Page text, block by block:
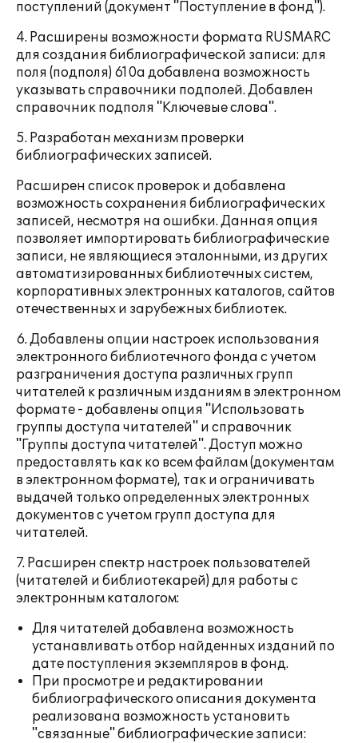
поступлений (документ "Поступление в фонд").
4. Расширены возможности формата RUSMARC
для создания библиографической записи: для
поля (подполя) 610a добавлена возможность
указывать справочники подполей. Добавлен
справочник подполя "Ключевые слова".
5. Разработан механизм проверки
библиографических записей.
Расширен список проверок и добавлена
возможность сохранения библиографических
записей, несмотря на ошибки. Данная опция
позволяет импортировать библиографические
записи, не являющиеся эталонными, из других
автоматизированных библиотечных систем,
корпоративных электронных каталогов, сайтов
отечественных и зарубежных библиотек.
6. Добавлены опции настроек использования
электронного библиотечного фонда с учетом
разграничения доступа различных групп
читателей к различным изданиям в электронном
формате - добавлены опция "Использовать
группы доступа читателей" и справочник
"Группы доступа читателей". Доступ можно
предоставлять как ко всем файлам (документам
в электронном формате), так и ограничивать
выдачей только определенных электронных
документов с учетом групп доступа для
читателей.
7. Расширен спектр настроек пользователей
(читателей и библиотекарей) для работы с
электронным каталогом:
Для читателей добавлена возможность
устанавливать отбор найденных изданий по
дате поступления экземпляров в фонд.
При просмотре и редактировании
библиографического описания документа
реализована возможность установить
"связанные" библиографические записи: